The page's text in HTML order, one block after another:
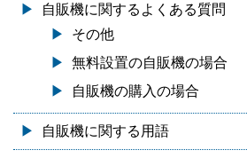
自販機に関するよくある質問
その他
無料設置の自販機の場合
自販機の購入の場合
自販機に関する用語